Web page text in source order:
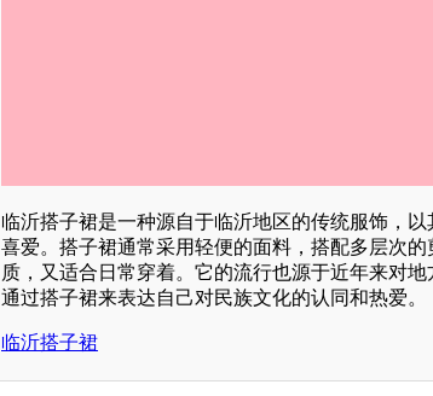
临沂搭子裙是一种源自于临沂地区的传统服饰，
喜爱。搭子裙通常采用轻便的面料，搭配多层次
质，又适合日常穿着。它的流行也源于近年来对
通过搭子裙来表达自己对民族文化的认同和热爱。
临沂搭子裙